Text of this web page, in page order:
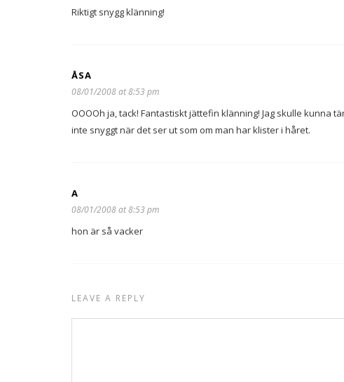
Riktigt snygg klänning!
ÅSA
08/01/2008 at 8:53 pm
OOOOh ja, tack! Fantastiskt jättefin klänning! Jag skulle kunna
inte snyggt när det ser ut som om man har klister i håret.
A
08/01/2008 at 8:53 pm
hon är så vacker
LEAVE A REPLY